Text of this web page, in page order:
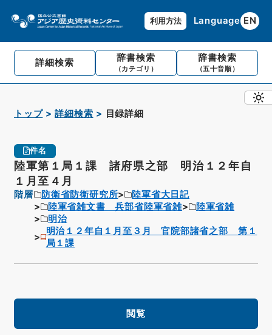
利用方法 Language EN
詳細検索 辞書検索
（カテゴリ）
辞書検索
（五十音順）
トップ 詳細検索 目録詳細
件名
陸軍第１局１課 諸府県之部 明治１２年自
１月至４月
階層 防衛省防衛研究所
陸軍省大日記
陸軍省雑文書 兵部省陸軍省雑
陸軍省雑
明治
明治１２年自１月至３月 官院部諸省之部 第１
局１課
閲覧